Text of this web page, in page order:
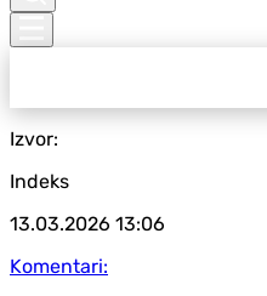
Izvor:
Indeks
13.03.2026 13:06
Komentari: